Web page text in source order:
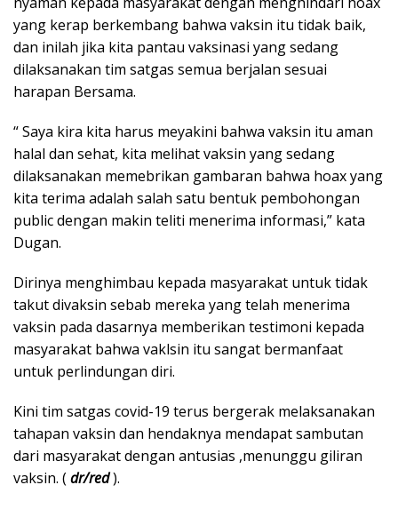
yang kerap berkembang bahwa vaksin itu tidak baik,
dan inilah jika kita pantau vaksinasi yang sedang
dilaksanakan tim satgas semua berjalan sesuai
harapan Bersama.
“ Saya kira kita harus meyakini bahwa vaksin itu aman
halal dan sehat, kita melihat vaksin yang sedang
dilaksanakan memebrikan gambaran bahwa hoax yang
kita terima adalah salah satu bentuk pembohongan
public dengan makin teliti menerima informasi,” kata
Dugan.
Dirinya menghimbau kepada masyarakat untuk tidak
takut divaksin sebab mereka yang telah menerima
vaksin pada dasarnya memberikan testimoni kepada
masyarakat bahwa vaklsin itu sangat bermanfaat
untuk perlindungan diri.
Kini tim satgas covid-19 terus bergerak melaksanakan
tahapan vaksin dan hendaknya mendapat sambutan
dari masyarakat dengan antusias ,menunggu giliran
vaksin. (dr/red).